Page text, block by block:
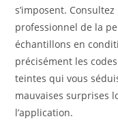
s’imposent.
professionnel de la
échantillons en
précisément les
teintes qui vous
mauvaises surprises
l’application.